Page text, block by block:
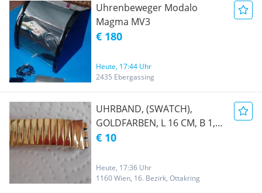
Uhrenbeweger Modalo
Magma MV3
€ 180
Heute, 17:44 Uhr
2435 Ebergassing
UHRBAND, (SWATCH),
GOLDFARBEN, L 16 CM, B 1,2
CM
€ 10
Heute, 17:36 Uhr
1160 Wien, 16. Bezirk, Ottakring